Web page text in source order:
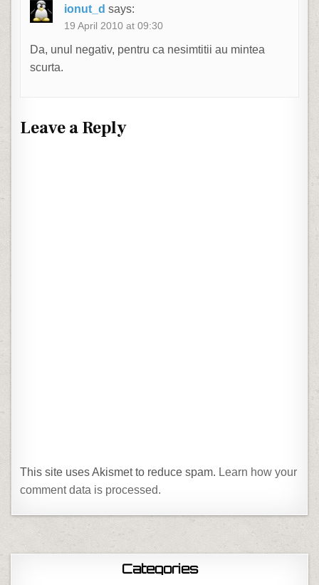
ionut_d says:
19 April 2010 at 09:30
Da, unul negativ, pentru ca nesimtitii au mintea
scurta.
Leave a Reply
This site uses Akismet to reduce spam. Learn how your
comment data is processed.
Categories